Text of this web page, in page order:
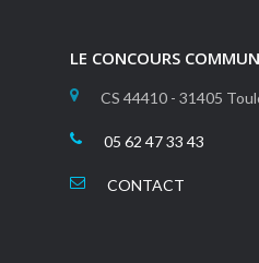
LE CONCOURS
CS 44410 - 31405
05 62 47 33 43
CONTACT